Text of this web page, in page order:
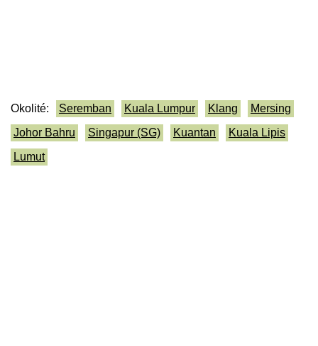
Okolité: Seremban Kuala Lumpur Klang
Mersing
Johor Bahru
Singapur (SG) Kuantan
Kuala Lipis
Lumut